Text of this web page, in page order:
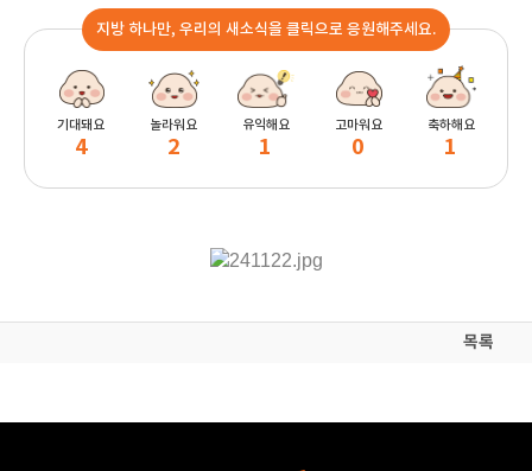
지방 하나만, 우리의 새소식을 클릭으로 응원해주세요.
기대돼요
4
놀라워요
2
유익해요
1
고마워요
0
축하해요
1
목록